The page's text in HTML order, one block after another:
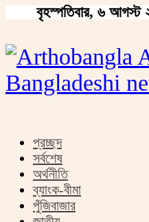
বৃহস্পতিবার, ৬
Bangladeshi
প্রচ্ছদ
সর্বশেষ
অর্থনীতি
ব্যাংক-বীমা
পুঁজিবাজার